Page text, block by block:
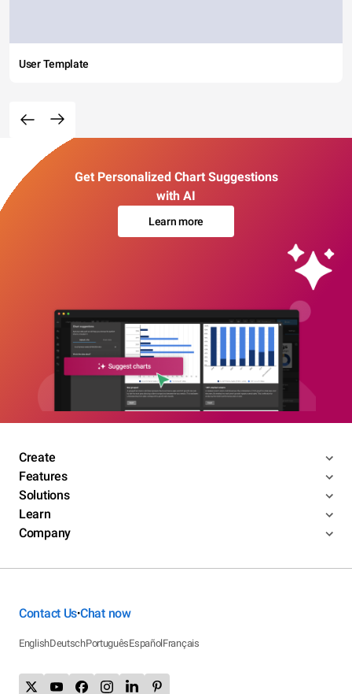
User Template
Get Personalized Chart Suggestions
with AI
Learn more
Create
Features
Solutions
Learn
Company
Contact Us•Chat now
EnglishDeutschPortuguêsEspañolFrançais